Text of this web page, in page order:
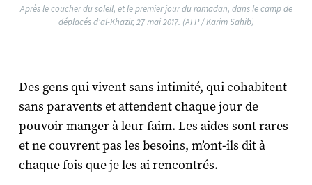
Après le coucher du soleil, et le premier jour du ramadan, dans le camp de
déplacés d'al-Khazir, 27 mai 2017. (AFP / Karim Sahib)
Des gens qui vivent sans intimité, qui cohabitent
sans paravents et attendent chaque jour de
pouvoir manger à leur faim. Les aides sont rares
et ne couvrent pas les besoins, m’ont-ils dit à
chaque fois que je les ai rencontrés.